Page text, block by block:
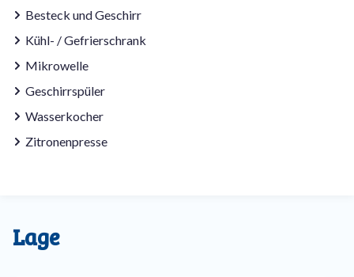
Besteck und Geschirr
Kühl- / Gefrierschrank
Mikrowelle
Geschirrspüler
Wasserkocher
Zitronenpresse
Lage